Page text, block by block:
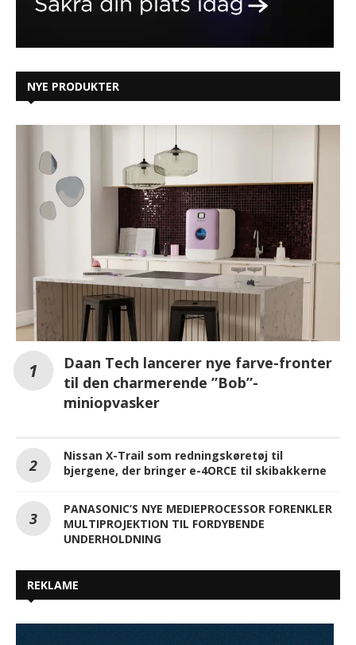
NYE PRODUKTER
Daan Tech lancerer nye farve-fronter
til den charmerende ”Bob”-
miniopvasker
Nissan X-Trail som redningskøretøj til
bjergene, der bringer e-4ORCE til skibakkerne
PANASONIC’S NYE MEDIEPROCESSOR FORENKLER
MULTIPROJEKTION TIL FORDYBENDE
UNDERHOLDNING
REKLAME